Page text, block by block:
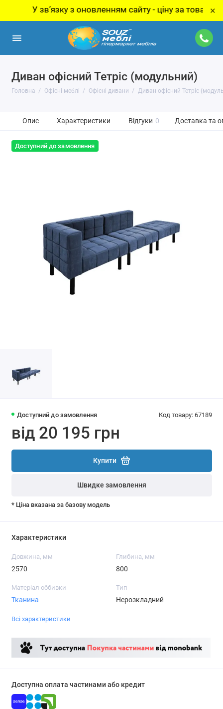
У звʼязку з оновленням сайту - ціну за товар ×
Диван офісний Тетріс (модульний)
Головна Офісні меблі Офісні дивани Диван офісний Тетріс
Опис Характеристики Відгуки 0 Доставка та
Доступний до замовлення
Доступний до замовлення Код товару: 67189
від 20 195 грн
Купити
Швидке замовлення
* Ціна вказана за базову модель
Характеристики
Довжина, мм
2570
Глибина, мм
800
Матеріал оббивки
Тканина
Тип
Нерозкладний
Всі характеристики
Доступна оплата частинами або кредит